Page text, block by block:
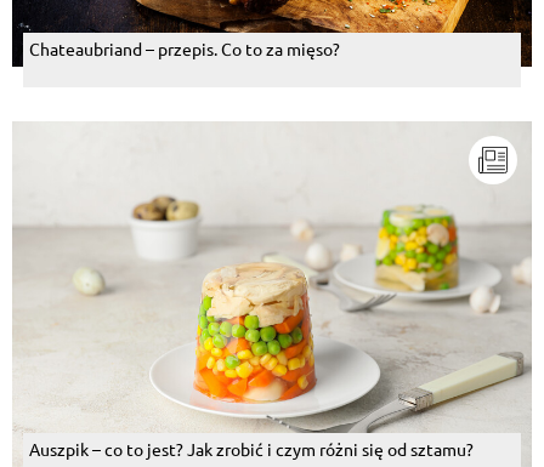
Chateaubriand – przepis. Co to za mięso?
Auszpik – co to jest? Jak zrobić i czym różni się od sztamu?